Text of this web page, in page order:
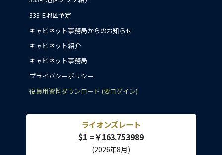
333-E地区予定
キャビネット事務局からのお知らせ
キャビネット紹介
キャビネット事務局
プライバシーポリシー
役員用資料ダウンロード (要ログイン)
ライオンズレート
$1 =￥163.753989
(2026年8月)